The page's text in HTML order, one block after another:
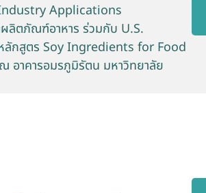
Applications
ลิตภัณฑ์อาหาร ร่วมกับ U.S.
ลักสูตร Soy Ingredients for Food
อาคารอมรภูมิรัตน มหาวิทยาลัย